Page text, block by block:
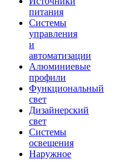
питания
Системы
управления
и
автоматизации
Алюминиевые
профили
Функциональный
свет
Дизайнерский
свет
Системы
освещения
Наружное